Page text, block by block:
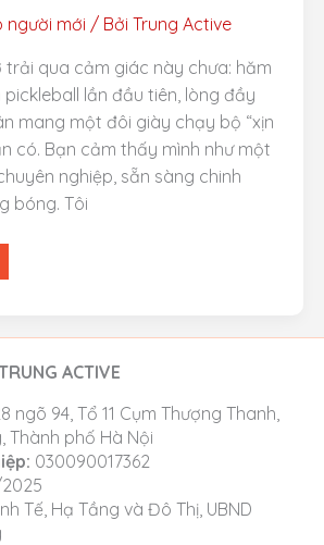
người mới / Bởi Trung Active
trải qua cảm giác này chưa: hăm
lần đầu tiên, lòng đầy
mang một đôi giày chạy bộ “xịn
có. Bạn cảm thấy mình như một
nghiệp, sẵn sàng chinh
bóng. Tôi
ACTIVE
ngõ 94, Tổ 11 Cụm Thượng Thanh,
Thành phố Hà Nội
030090017362
Tế, Hạ Tầng và Đô Thị, UBND